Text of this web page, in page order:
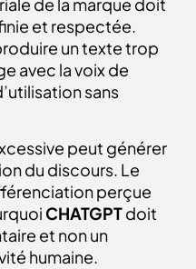
et respectée.
un texte trop
avec la voix de
sans
peut générer
du discours. Le
perçue
CHATGPTdoit
et non un
humaine.